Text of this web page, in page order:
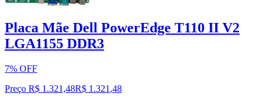
Placa Mãe Dell PowerEdge T110 II V2
LGA1155 DDR3
7% OFF
Preço R$ 1.321,48R$ 1.321 ,48